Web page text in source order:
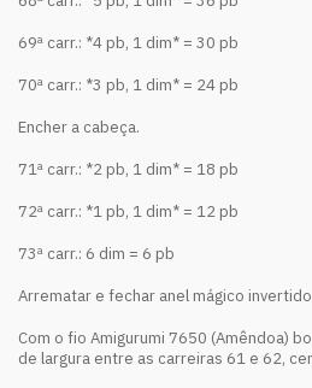
69ª carr.: *4 pb, 1 dim* = 30 pb
70ª carr.: *3 pb, 1 dim* = 24 pb
Encher a cabeça.
71ª carr.: *2 pb, 1 dim* = 18 pb
72ª carr.: *1 pb, 1 dim* = 12 pb
73ª carr.: 6 dim = 6 pb
Arrematar e fechar anel mágico
Com o fio Amigurumi 7650 (Amêndoa)
de largura entre as carreiras 61 e 62,